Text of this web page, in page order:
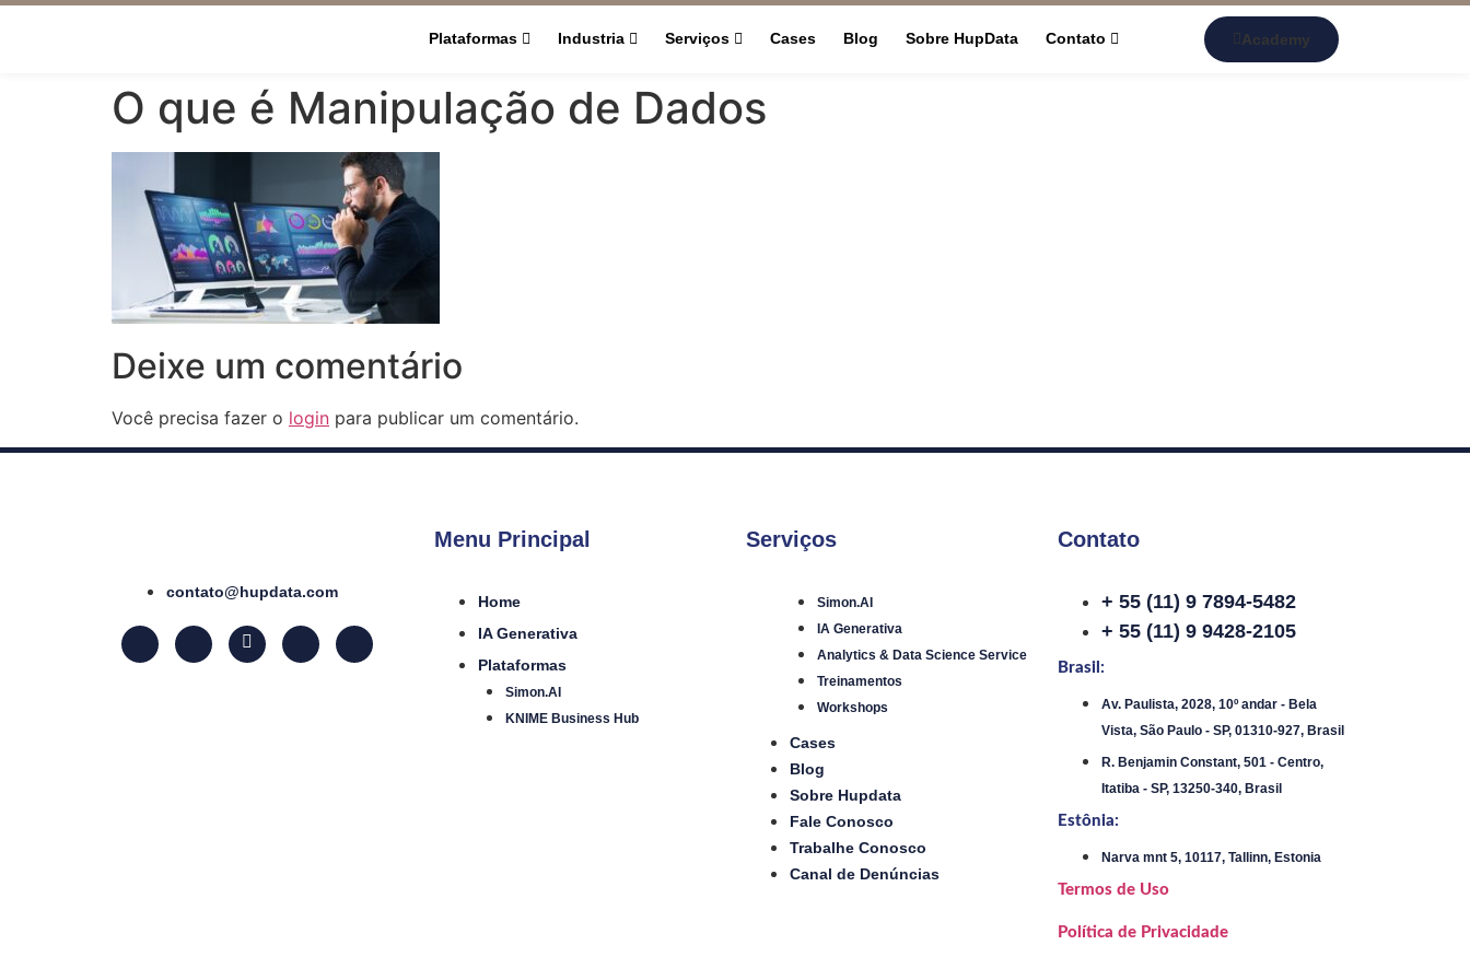
Plataformas Industria Serviços Cases Blog Sobre HupData Contato Academy
O que é Manipulação de Dados
Deixe um comentário
Você precisa fazer o login para publicar um comentário.
contato@hupdata.com
Menu Principal
Home
IA Generativa
Plataformas
Simon.AI
KNIME Business Hub
Serviços
Simon.AI
IA Generativa
Analytics & Data Science Service
Treinamentos
Workshops
Cases
Blog
Sobre Hupdata
Fale Conosco
Trabalhe Conosco
Canal de Denúncias
Contato
+ 55 (11) 9 7894-5482
+ 55 (11) 9 9428-2105
Brasil:
Av. Paulista, 2028, 10º andar - Bela
Vista, São Paulo - SP, 01310-927, Brasil
R. Benjamin Constant, 501 - Centro,
Itatiba - SP, 13250-340, Brasil
Estônia:
Narva mnt 5, 10117, Tallinn, Estonia
Termos de Uso
Política de Privacidade